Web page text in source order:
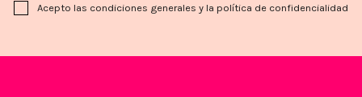
Acepto las condiciones generales y la política de confidencialidad